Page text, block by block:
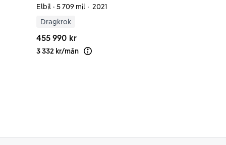
Elbil · 5 709 mil · 2021
Dragkrok
455 990 kr
3 332 kr/mån Läs mer om finansiering